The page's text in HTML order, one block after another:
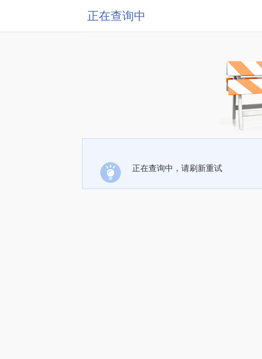
正在查询中
正在查询中，请刷新重试